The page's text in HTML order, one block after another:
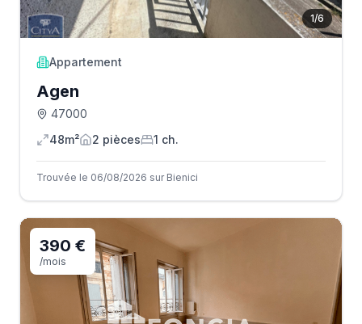
1/6
Appartement
Agen
47000
48m²
2 pièces 1 ch.
Trouvée le 06/08/2026 sur Bienici
390 €
/mois